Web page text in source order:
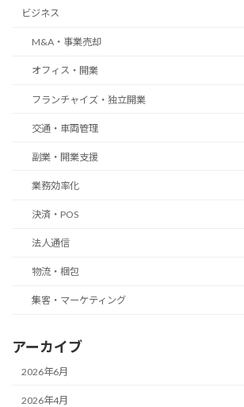
ビジネス
M&A・事業売却
オフィス・開業
フランチャイズ・独立開業
交通・車両管理
副業・開業支援
業務効率化
決済・POS
法人通信
物流・梱包
集客・マーケティング
アーカイブ
2026年6月
2026年4月